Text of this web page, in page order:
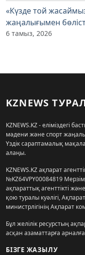
«Күзде той
жаңалығымен
6 тамыз, 2026
KZNEWS
KZNEWS.KZ - еліміздегі
мәдени және спорт
Үздік сараптамалық
алаңы.
KZNEWS.KZ ақпарат
№KZ64VPY00084819
ақпараттық агенттікті
қою туралы куәлігі,
министрлігінің Ақпарат
Бұл желілік ресурстың
асқан азаматтарға
БІЗГЕ ЖАЗЫЛУ